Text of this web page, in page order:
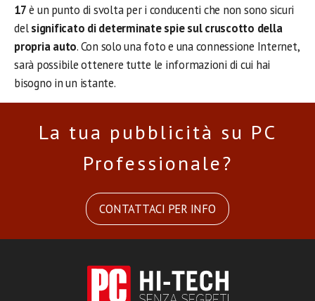
17è un punto di svolta per i conducenti che non sono sicuri
delsignificato di determinate spie sul cruscotto della
propria auto. Con solo una foto e una connessione Internet,
sarà possibile ottenere tutte le informazioni di cui hai
bisogno in un istante.
La tua pubblicità su PC
Professionale?
CONTATTACI PER INFO